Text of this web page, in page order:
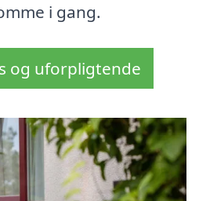
i gang.
og uforpligtende